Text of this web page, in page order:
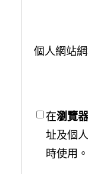
個人網站
在瀏覽器
址及個
時使用。